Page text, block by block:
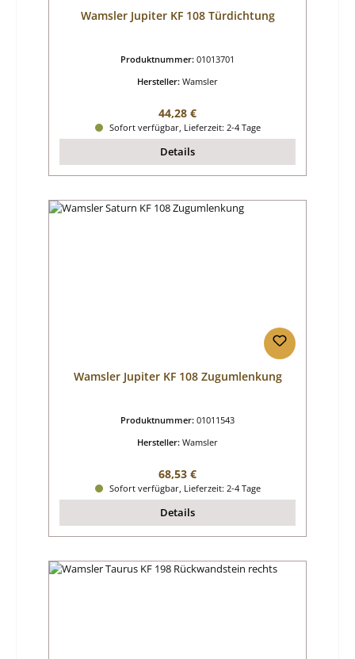
Wamsler Jupiter KF 108 Türdichtung
Produktnummer: 01013701
Hersteller: Wamsler
Regulärer Preis:
44,28 €
Sofort verfügbar, Lieferzeit: 2-4 Tage
Details
Wamsler Jupiter KF 108 Zugumlenkung
Produktnummer: 01011543
Hersteller: Wamsler
Regulärer Preis:
68,53 €
Sofort verfügbar, Lieferzeit: 2-4 Tage
Details